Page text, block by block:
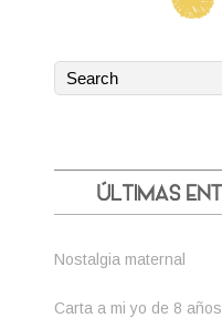
Nostalgia maternal
Carta a mi yo de 8 años